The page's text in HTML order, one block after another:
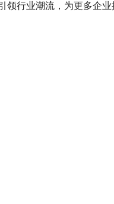
行业潮流，为更多企业